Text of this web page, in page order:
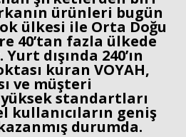
ürünleri bugün
ülkesi ile Orta Doğu
40’tan fazla ülkede
dışında 240’ın
kuran VOYAH,
ve müşteri
standartları
kullanıcıların geniş
durumda.